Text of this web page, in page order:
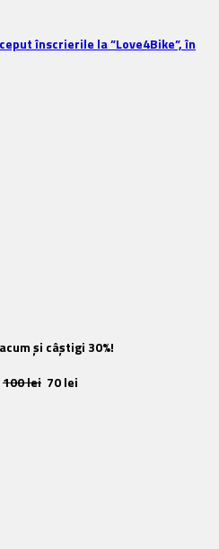
înscrierile la ”Love4Bike”, în
și câștigi 30%!
100 lei 70 lei